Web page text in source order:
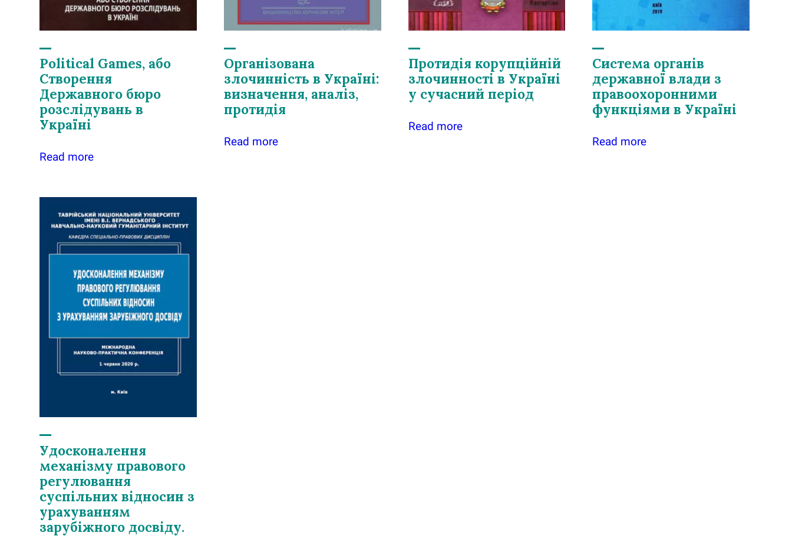
Political Games, або
Створення
Державного бюро
розслідувань в
Україні
Read more
Організована
злочинність в Україні:
визначення, аналіз,
протидія
Read more
Протидія корупційній
злочинності в Україні
у сучасний період
Read more
Система органів
державної влади з
правоохоронними
функціями в Україні
Read more
Удосконалення
механізму правового
регулювання
суспільних відносин з
урахуванням
зарубіжного досвіду.